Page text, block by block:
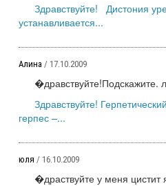
Здравствуйте! Дистония
устанавливается...
Алина / 17.10.2009
�дравствуйте!Подскажите.
Здравствуйте!
герпес –...
юля / 16.10.2009
�драствуйте у меня